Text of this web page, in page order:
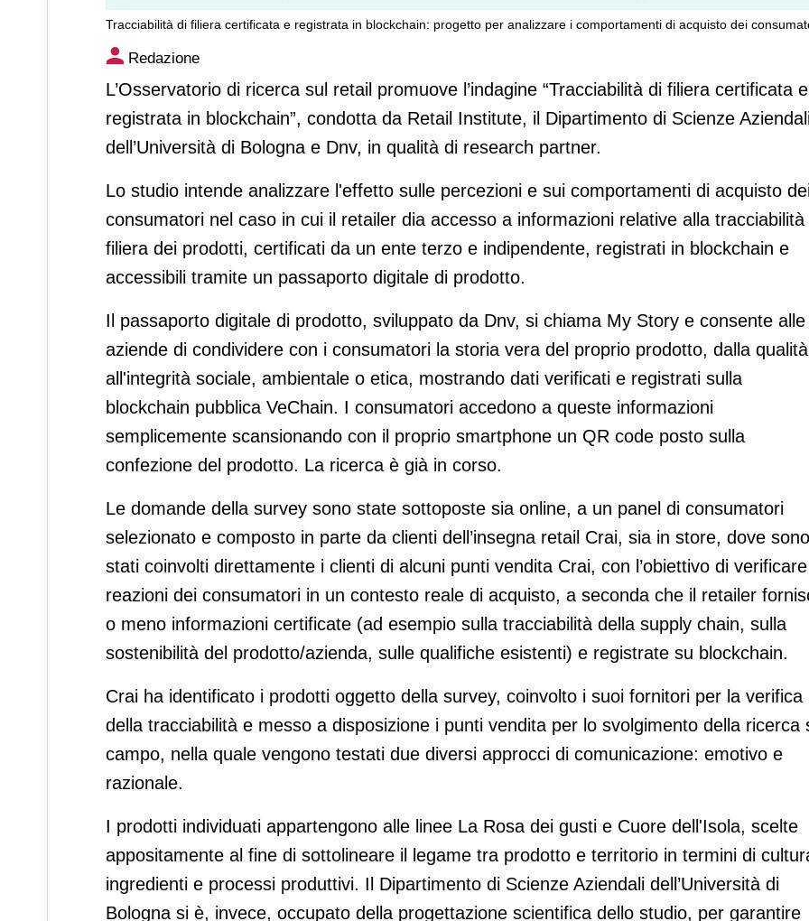
Tracciabilità di filiera certificata e registrata in blockchain: progetto per analizzare i comportamenti di acquisto dei
Tracciabilità di filiera certificata e registrata in blockchain: progetto
per analizzare i comportamenti di acquisto dei consumatori
Redazione
L’Osservatorio di ricerca sul retail promuove l’indagine “Tracciabilità di filiera certificata e
registrata in blockchain”, condotta da Retail Institute, il Dipartimento di Scienze
dell’Università di Bologna e Dnv, in qualità di research partner.
Lo studio intende analizzare l'effetto sulle percezioni e sui comportamenti di acquisto
consumatori nel caso in cui il retailer dia accesso a informazioni relative alla tracciabilità
filiera dei prodotti, certificati da un ente terzo e indipendente, registrati in blockchain e
accessibili tramite un passaporto digitale di prodotto.
Il passaporto digitale di prodotto, sviluppato da Dnv, si chiama My Story e consente alle
aziende di condividere con i consumatori la storia vera del proprio prodotto, dalla qualità
all'integrità sociale, ambientale o etica, mostrando dati verificati e registrati sulla
blockchain pubblica VeChain. I consumatori accedono a queste informazioni
semplicemente scansionando con il proprio smartphone un QR code posto sulla
confezione del prodotto. La ricerca è già in corso.
Le domande della survey sono state sottoposte sia online, a un panel di consumatori
selezionato e composto in parte da clienti dell’insegna retail Crai, sia in store, dove sono
stati coinvolti direttamente i clienti di alcuni punti vendita Crai, con l’obiettivo di
reazioni dei consumatori in un contesto reale di acquisto, a seconda che il retailer
o meno informazioni certificate (ad esempio sulla tracciabilità della supply chain, sulla
sostenibilità del prodotto/azienda, sulle qualifiche esistenti) e registrate su blockchain.
Crai ha identificato i prodotti oggetto della survey, coinvolto i suoi fornitori per la verifica
della tracciabilità e messo a disposizione i punti vendita per lo svolgimento della ricerca
campo, nella quale vengono testati due diversi approcci di comunicazione: emotivo e
razionale.
I prodotti individuati appartengono alle linee La Rosa dei gusti e Cuore dell'Isola, scelte
appositamente al fine di sottolineare il legame tra prodotto e territorio in termini di
ingredienti e processi produttivi. Il Dipartimento di Scienze Aziendali dell’Università di
Bologna si è, invece, occupato della progettazione scientifica dello studio, per garantire